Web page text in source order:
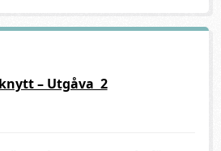
– Utgåva 2